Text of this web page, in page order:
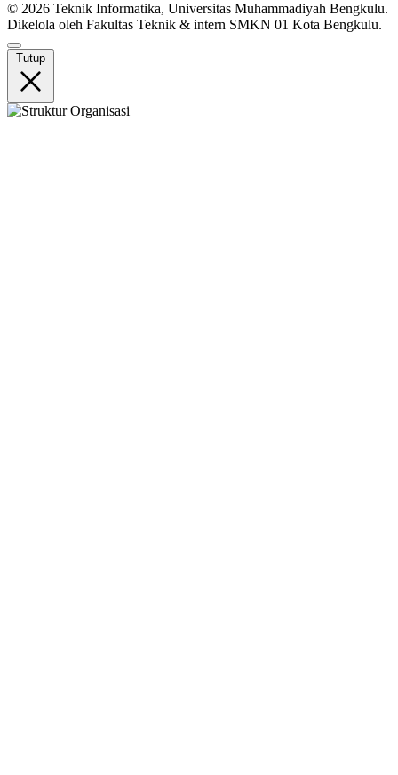
© 2026 Teknik Informatika, Universitas Muhammadiyah Bengkulu.
Dikelola oleh Fakultas Teknik & intern SMKN 01 Kota Bengkulu.
Tutup